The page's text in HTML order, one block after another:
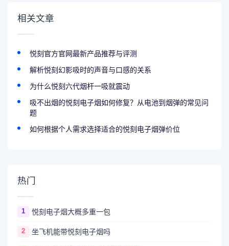
相关文章
悦刻官方官网最新产品推荐与评测
解析悦刻幻影吸时的声音与口感的关系
为什么悦刻六代烟杆一吸就震动
吸不出烟的悦刻电子烟如何修复？从电池到烟弹的常见问
题
如何根据个人需求选择适合的悦刻电子烟弹价位
热门
1 悦刻电子烟大概多重一包
2 坐飞机能带悦刻电子烟吗